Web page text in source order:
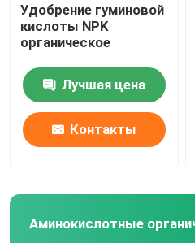
Удобрение гуминовой
кислоты NPK
органическое
Лучшая цена
Контакты